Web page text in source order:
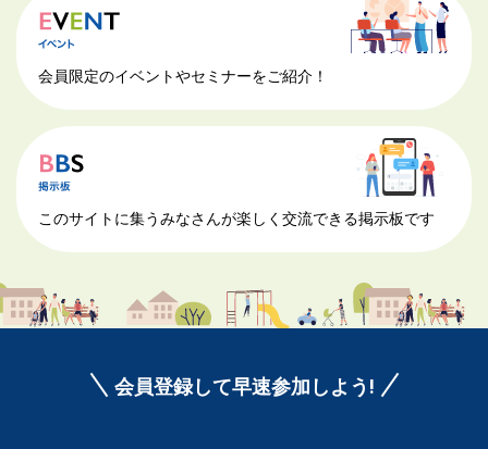
会員限定のイベントやセミナーをご紹介！
このサイトに集うみなさんが楽しく交流できる掲示板です
会員登録して早速参加しよう!